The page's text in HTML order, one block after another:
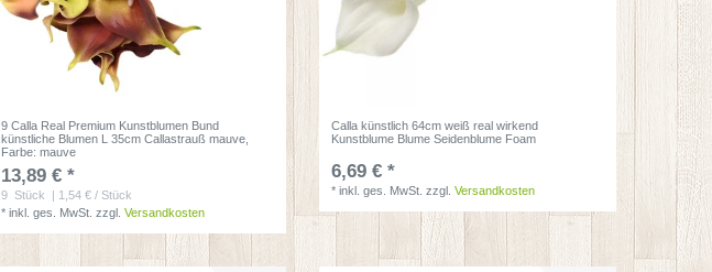
9 Calla Real Premium Kunstblumen Bund
künstliche Blumen L 35cm Callastrauß mauve
Farbe: mauve
13,89 € *
9 Stück
| 1,54 € / Stück
*inkl. ges. MwSt. zzgl.Versandkosten
Calla künstlich 64cm weiß real wirkend
Kunstblume Blume Seidenblume Foam
6,69 € *
*inkl. ges. MwSt. zzgl.Versandkosten